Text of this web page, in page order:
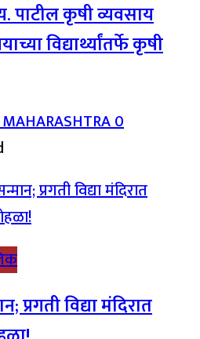
पाटील कृषी व्यवसाय
विद्यार्थ्यांतर्फे कृषी
0
प्रगती विद्या मंदिरात